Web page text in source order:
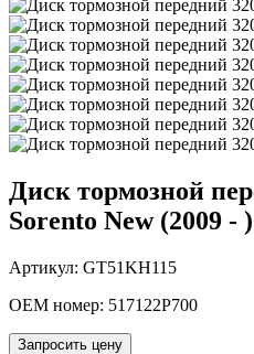
Диск тормозной
Sorento New (2009 - )
Артикул: GT51KH115
OEM номер: 517122P700
Запросить цену